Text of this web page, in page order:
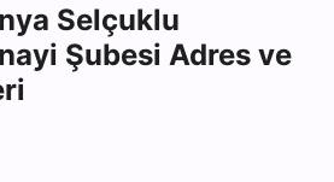
Selçuklu
Şubesi Adres ve